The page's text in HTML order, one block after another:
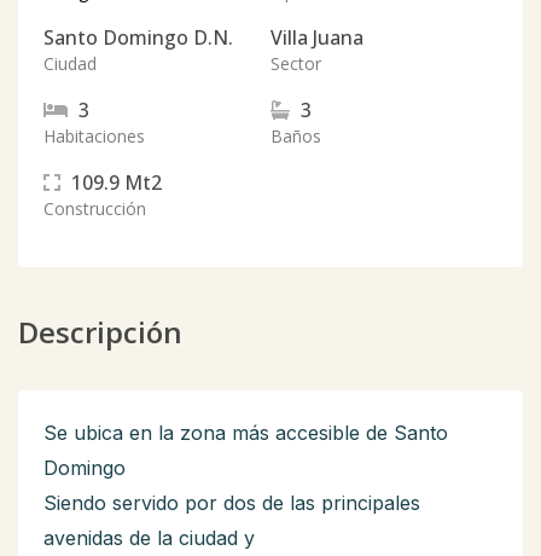
Santo Domingo D.N.
Ciudad
Villa Juana
Sector
3
Habitaciones
3
Baños
109.9 Mt2
Construcción
Descripción
Se ubica en la zona más accesible de Santo
Domingo
Siendo servido por dos de las principales
avenidas de la ciudad y